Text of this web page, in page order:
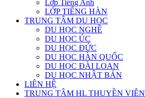
Lớp Tiếng Anh
LỚP TIẾNG HÀN
TRUNG TÂM DU HỌC
DU HỌC NGHỀ
DU HỌC ÚC
DU HỌC ĐỨC
DU HỌC HÀN QUỐC
DU HỌC ĐÀI LOAN
DU HỌC NHẬT BẢN
LIÊN HỆ
TRUNG TÂM HL THUYỀN VIÊN